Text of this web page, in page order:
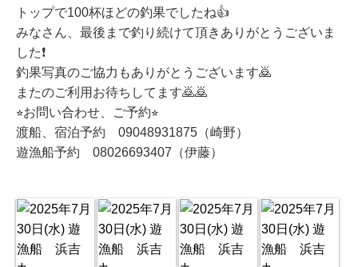
トップで100杯ほどの釣果でしたね👍
みなさん、最後まで釣り続けて頂きありがとうございま
した❗️
釣果写真のご協力もありがとうございます🙇
またのご利用お待ちしてます🙇🙇
⭐︎お問い合わせ、ご予約⭐︎
渡船、宿泊予約 09048931875（崎野）
遊漁船予約 08026693407（伊藤）